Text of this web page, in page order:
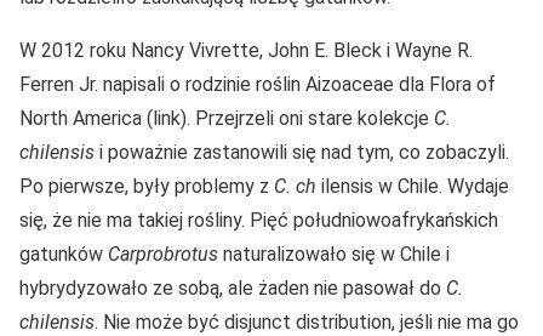
W 2012 roku Nancy Vivrette, John E. Bleck i Wayne R.
Ferren Jr. napisali o rodzinie roślin Aizoaceae dla Flora of
North America (link). Przejrzeli oni stare kolekcje C.
chilensis i poważnie zastanowili się nad tym, co zobaczyli.
Po pierwsze, były problemy z C. ch ilensis w Chile. Wydaje
się, że nie ma takiej rośliny. Pięć południowoafrykańskich
gatunków Carprobrotus naturalizowało się w Chile i
hybrydyzowało ze sobą, ale żaden nie pasował do C.
chilensis. Nie może być disjunct distribution, jeśli nie ma go